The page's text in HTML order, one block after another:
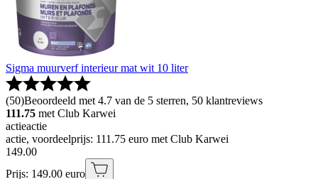
Sigma muurverf interieur mat wit 10 liter
(50)Beoordeeld met 4.7 van de 5 sterren, 50 klantreviews
111.75 met Club Karwei
actieactie
actie, voordeelprijs: 111.75 euro met Club Karwei
149.00
Prijs: 149.00 euro